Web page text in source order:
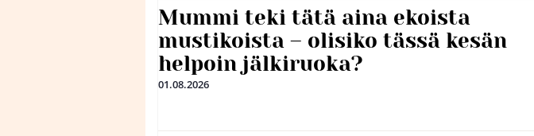
Mummi teki tätä aina ekoista
mustikoista – olisiko tässä kesän
helpoin jälkiruoka?
01.08.2026